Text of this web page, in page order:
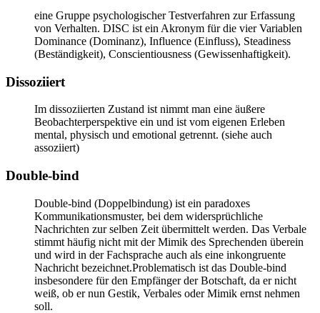
eine Gruppe psychologischer Testverfahren zur Erfassung
von Verhalten. DISC ist ein Akronym für die vier Variablen
Dominance (Dominanz), Influence (Einfluss), Steadiness
(Beständigkeit), Conscientiousness (Gewissenhaftigkeit).
Dissoziiert
Im dissoziierten Zustand ist nimmt man eine äußere
Beobachterperspektive ein und ist vom eigenen Erleben
mental, physisch und emotional getrennt. (siehe auch
assoziiert)
Double-bind
Double-bind (Doppelbindung) ist ein paradoxes
Kommunikationsmuster, bei dem widersprüchliche
Nachrichten zur selben Zeit übermittelt werden. Das Verbale
stimmt häufig nicht mit der Mimik des Sprechenden überein
und wird in der Fachsprache auch als eine inkongruente
Nachricht bezeichnet.Problematisch ist das Double-bind
insbesondere für den Empfänger der Botschaft, da er nicht
weiß, ob er nun Gestik, Verbales oder Mimik ernst nehmen
soll.